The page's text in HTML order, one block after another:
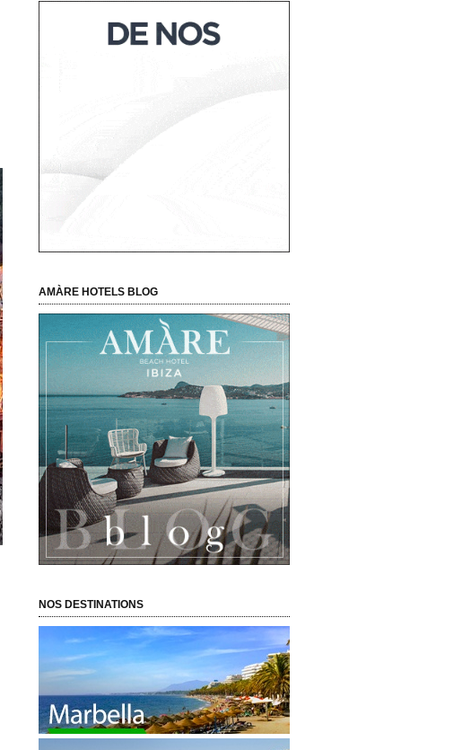
AMÀRE HOTELS BLOG
NOS DESTINATIONS